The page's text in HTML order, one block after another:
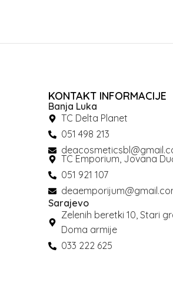
KONTAKT INFORMACIJE
Banja Luka
TC Delta Planet
051 498 213
TC Emporium, Jovana
051 921 107
Sarajevo
Zelenih beretki 10, Stari
Doma armije
033 222 625